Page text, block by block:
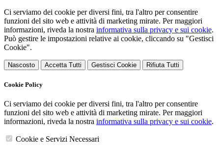
Ci serviamo dei cookie per diversi fini, tra l'altro per consentire
funzioni del sito web e attività di marketing mirate. Per maggiori
informazioni, riveda la nostra informativa sulla privacy e sui cookie.
Può gestire le impostazioni relative ai cookie, cliccando su "Gestisci
Cookie".
Nascosto Accetta Tutti Gestisci Cookie Rifiuta Tutti
Cookie Policy
Ci serviamo dei cookie per diversi fini, tra l'altro per consentire
funzioni del sito web e attività di marketing mirate. Per maggiori
informazioni, riveda la nostra informativa sulla privacy e sui cookie.
Cookie e Servizi Necessari